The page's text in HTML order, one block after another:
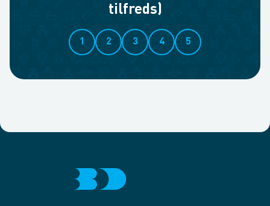
tilfreds)
1 2 3 4 5